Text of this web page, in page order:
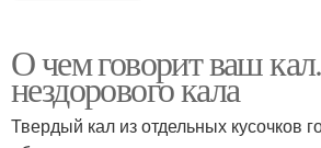
О чем говорит ваш
нездорового кала
Твердый кал из отдельных кусочков